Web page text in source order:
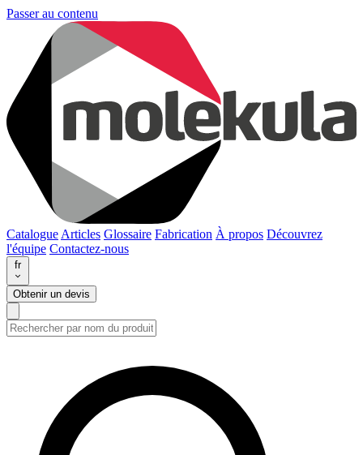
Passer au contenu
Catalogue Articles Glossaire Fabrication À propos Découvrez
l'équipe Contactez-nous
fr
Obtenir un devis